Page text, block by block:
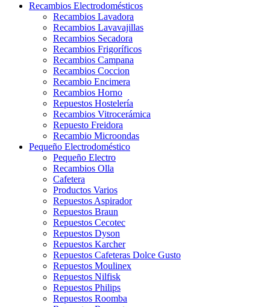
Recambios Electrodomésticos
Recambios Lavadora
Recambios Lavavajillas
Recambios Secadora
Recambios Frigoríficos
Recambios Campana
Recambios Coccion
Recambio Encimera
Recambios Horno
Repuestos Hostelería
Recambios Vitrocerámica
Repuesto Freidora
Recambio Microondas
Pequeño Electrodoméstico
Pequeño Electro
Recambios Olla
Cafetera
Productos Varios
Repuestos Aspirador
Repuestos Braun
Repuestos Cecotec
Repuestos Dyson
Repuestos Karcher
Repuestos Cafeteras Dolce Gusto
Repuestos Moulinex
Repuestos Nilfisk
Repuestos Philips
Repuestos Roomba